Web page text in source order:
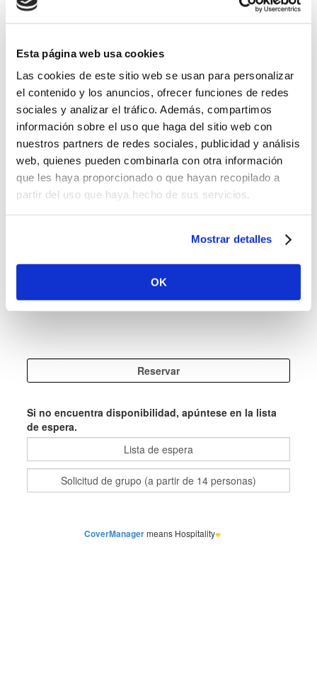
Esta página web usa cookies
Las cookies de este sitio web se usan para personalizar
el contenido y los anuncios, ofrecer funciones de redes
sociales y analizar el tráfico. Además, compartimos
información sobre el uso que haga del sitio web con
nuestros partners de redes sociales, publicidad y análisis
web, quienes pueden combinarla con otra información
que les haya proporcionado o que hayan recopilado a
partir del uso que haya hecho de sus servicios.
Mostrar detalles
OK
Tomate”. Ha acompañado al baile en casi todas las
Cristina Heeren en 2010, recibió una beca para estudiar en
esta prestigiosa institución. Ha participado en numerosos
espectáculos en la provincia, compartido escenario con
grandes figuras y realizado giras y cursos fuera de España.
Aforo exclusivo para 24 personas
Las reservas conllevan una consumición mínima de 25€
por persona